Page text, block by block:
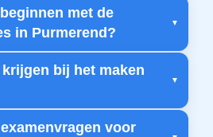
met de
in Purmerend?
bij het maken
voor